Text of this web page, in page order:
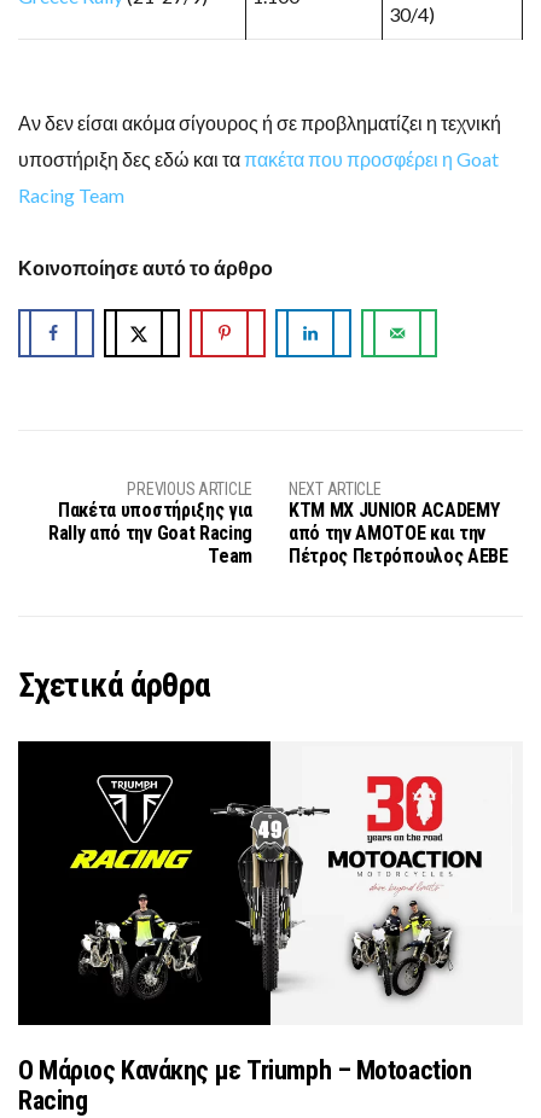
30/4)
Αν δεν είσαι ακόμα σίγουρος ή σε προβληματίζει η τεχνική
υποστήριξη δες εδώ και ταπακέτα που προσφέρει η Goat
Racing Team
Κοινοποίησε αυτό το άρθρο
PREVIOUS ARTICLE
Πακέτα υποστήριξης για
Rally από την Goat Racing
Team
NEXT ARTICLE
KTM MX JUNIOR ACADEMY
από την ΑΜΟΤΟΕ και την
Πέτρος Πετρόπουλος ΑΕΒΕ
Σχετικά άρθρα
Ο Μάριος Κανάκης με Triumph – Motoaction
Racing